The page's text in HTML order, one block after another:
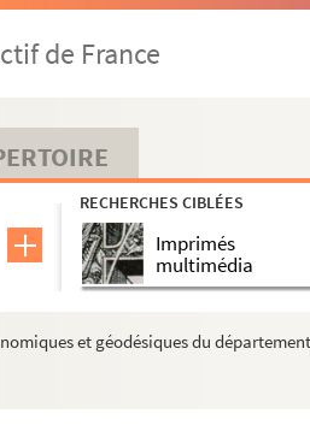
de France
RECHERCHES CIBLÉES
Imprimés
multimédia
et géodésiques du
suite